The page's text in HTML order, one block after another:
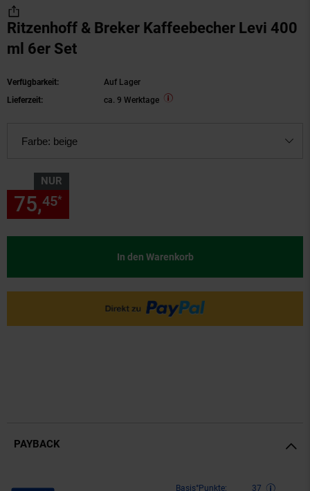
Ritzenhoff & Breker Kaffeebecher Levi 400
ml 6er Set
Verfügbarkeit:
Auf Lager
Lieferzeit:
ca. 9 Werktage
Farbe: beige
NUR
75,45*
In den Warenkorb
PAYBACK
Basis°Punkte:
37